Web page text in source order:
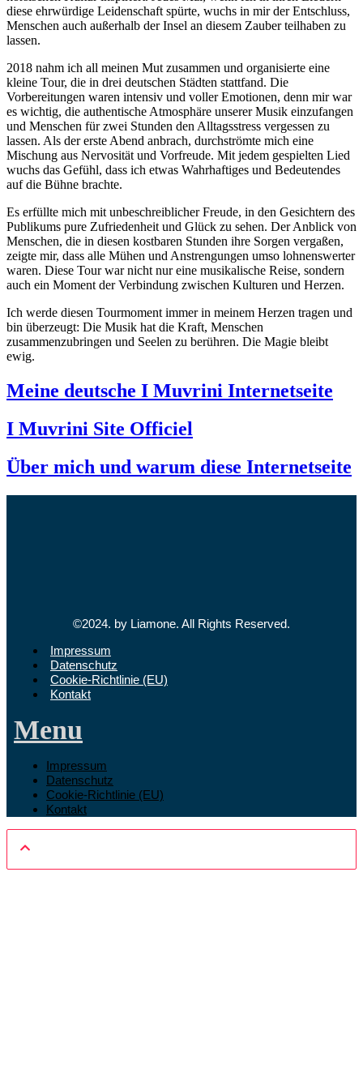
diese ehrwürdige Leidenschaft spürte, wuchs in mir der Entschluss,
Menschen auch außerhalb der Insel an diesem Zauber teilhaben zu
lassen.
2018 nahm ich all meinen Mut zusammen und organisierte eine
kleine Tour, die in drei deutschen Städten stattfand. Die
Vorbereitungen waren intensiv und voller Emotionen, denn mir war
es wichtig, die authentische Atmosphäre unserer Musik einzufangen
und Menschen für zwei Stunden den Alltagsstress vergessen zu
lassen. Als der erste Abend anbrach, durchströmte mich eine
Mischung aus Nervosität und Vorfreude. Mit jedem gespielten Lied
wuchs das Gefühl, dass ich etwas Wahrhaftiges und Bedeutendes
auf die Bühne brachte.
Es erfüllte mich mit unbeschreiblicher Freude, in den Gesichtern des
Publikums pure Zufriedenheit und Glück zu sehen. Der Anblick von
Menschen, die in diesen kostbaren Stunden ihre Sorgen vergaßen,
zeigte mir, dass alle Mühen und Anstrengungen umso lohnenswerter
waren. Diese Tour war nicht nur eine musikalische Reise, sondern
auch ein Moment der Verbindung zwischen Kulturen und Herzen.
Ich werde diesen Tourmoment immer in meinem Herzen tragen und
bin überzeugt: Die Musik hat die Kraft, Menschen
zusammenzubringen und Seelen zu berühren. Die Magie bleibt
ewig.
Meine deutsche I Muvrini Internetseite
I Muvrini Site Officiel
Über mich und warum diese Internetseite
©2024. by Liamone. All Rights Reserved.
Impressum
Datenschutz
Cookie-Richtlinie (EU)
Kontakt
Menu
Impressum
Datenschutz
Cookie-Richtlinie (EU)
Kontakt